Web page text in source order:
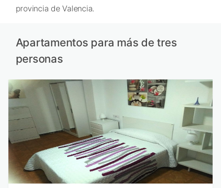
provincia de Valencia.
Apartamentos para más de tres
personas